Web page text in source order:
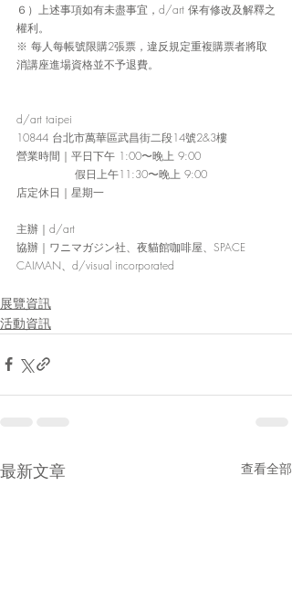
６）上述事項如有未盡事宜，d/art 保有修改及解釋之
權利。
※ 每人每帳號限購2張票，違反規定重複購票者將取
消講座進場資格並不予退費。
d/art taipei
10844 台北市萬華區武昌街二段14號2&3樓
營業時間 ｜ 平日下午 1:00〜晚上 9:00
                假日上午11:30〜晚上 9:00
店定休日 ｜ 星期一
主辦 ｜ d/art
協辦 ｜ ワニマガジン社、夜貓館咖啡屋、SPACE
CAIMAN、d/visual incorporated
展覽資訊
活動資訊
最新文章 查看全部